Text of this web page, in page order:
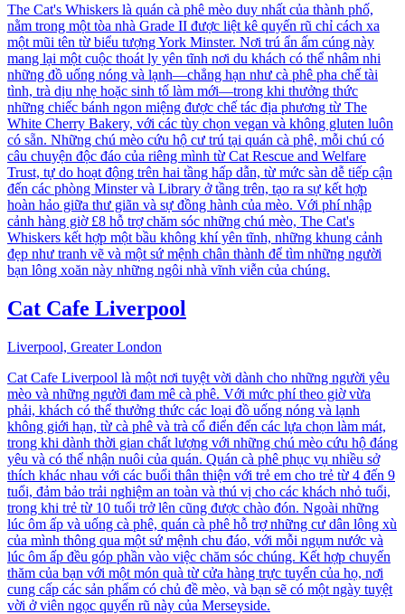
The Cat's Whiskers là quán cà phê mèo duy nhất của thành phố,
nằm trong một tòa nhà Grade II được liệt kê quyến rũ chỉ cách xa
một mũi tên từ biểu tượng York Minster. Nơi trú ẩn ấm cúng này
mang lại một cuộc thoát ly yên tĩnh nơi du khách có thể nhâm nhi
những đồ uống nóng và lạnh—chẳng hạn như cà phê pha chế tài
tình, trà dịu nhẹ hoặc sinh tố làm mới—trong khi thưởng thức
những chiếc bánh ngon miệng được chế tác địa phương từ The
White Cherry Bakery, với các tùy chọn vegan và không gluten luôn
có sẵn. Những chú mèo cứu hộ cư trú tại quán cà phê, mỗi chú có
câu chuyện độc đáo của riêng mình từ Cat Rescue and Welfare
Trust, tự do hoạt động trên hai tầng hấp dẫn, từ mức sàn dễ tiếp cận
đến các phòng Minster và Library ở tầng trên, tạo ra sự kết hợp
hoàn hảo giữa thư giãn và sự đồng hành của mèo. Với phí nhập
cảnh hàng giờ £8 hỗ trợ chăm sóc những chú mèo, The Cat's
Whiskers kết hợp một bầu không khí yên tĩnh, những khung cảnh
đẹp như tranh vẽ và một sứ mệnh chân thành để tìm những người
bạn lông xoăn này những ngôi nhà vĩnh viễn của chúng.
Cat Cafe Liverpool
Liverpool, Greater London
Cat Cafe Liverpool là một nơi tuyệt vời dành cho những người yêu
mèo và những người đam mê cà phê. Với mức phí theo giờ vừa
phải, khách có thể thưởng thức các loại đồ uống nóng và lạnh
không giới hạn, từ cà phê và trà cổ điển đến các lựa chọn làm mát,
trong khi dành thời gian chất lượng với những chú mèo cứu hộ đáng
yêu và có thể nhận nuôi của quán. Quán cà phê phục vụ nhiều sở
thích khác nhau với các buổi thân thiện với trẻ em cho trẻ từ 4 đến 9
tuổi, đảm bảo trải nghiệm an toàn và thú vị cho các khách nhỏ tuổi,
trong khi trẻ từ 10 tuổi trở lên cũng được chào đón. Ngoài những
lúc ôm ấp và uống cà phê, quán cà phê hỗ trợ những cư dân lông xù
của mình thông qua một sứ mệnh chu đáo, với mỗi ngụm nước và
lúc ôm ấp đều góp phần vào việc chăm sóc chúng. Kết hợp chuyến
thăm của bạn với một món quà từ cửa hàng trực tuyến của họ, nơi
cung cấp các sản phẩm có chủ đề mèo, và bạn sẽ có một ngày tuyệt
vời ở viên ngọc quyến rũ này của Merseyside.